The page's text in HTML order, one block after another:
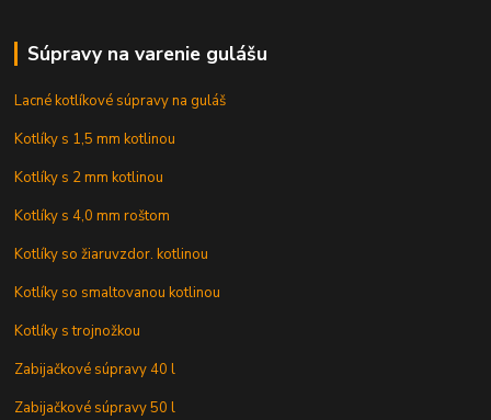
Súpravy na varenie gulášu
Lacné kotlíkové súpravy na guláš
Kotlíky s 1,5 mm kotlinou
Kotlíky s 2 mm kotlinou
Kotlíky s 4,0 mm roštom
Kotlíky so žiaruvzdor. kotlinou
Kotlíky so smaltovanou kotlinou
Kotlíky s trojnožkou
Zabijačkové súpravy 40 l
Zabijačkové súpravy 50 l